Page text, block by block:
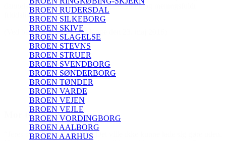
når de har et sundt og meningsfuldt
i Køge den 23. maj 2016)
Det ville ikke kunne lade sig gøre uden.
BROEN RUDERSDAL
BROEN SILKEBORG
BROEN SKIVE
BROEN SLAGELSE
BROEN STEVNS
BROEN STRUER
BROEN SVENDBORG
BROEN SØNDERBORG
BROEN TØNDER
BROEN VARDE
BROEN VEJEN
BROEN VEJLE
BROEN VORDINGBORG
BROEN AALBORG
BROEN AARHUS